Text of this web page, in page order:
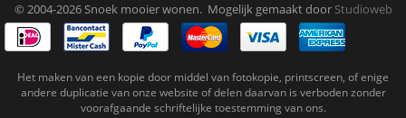
© 2004-2026 Snoek mooier wonen. Mogelijk gemaakt door Studioweb
Het maken van een kopie door middel van fotokopie, printscreen, of enige
andere duplicatie van onze website of delen daarvan is verboden zonder
voorafgaande schriftelijke toestemming van ons.